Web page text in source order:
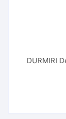
شفاط قصدير DURMIRI Desoldering Pump Solder